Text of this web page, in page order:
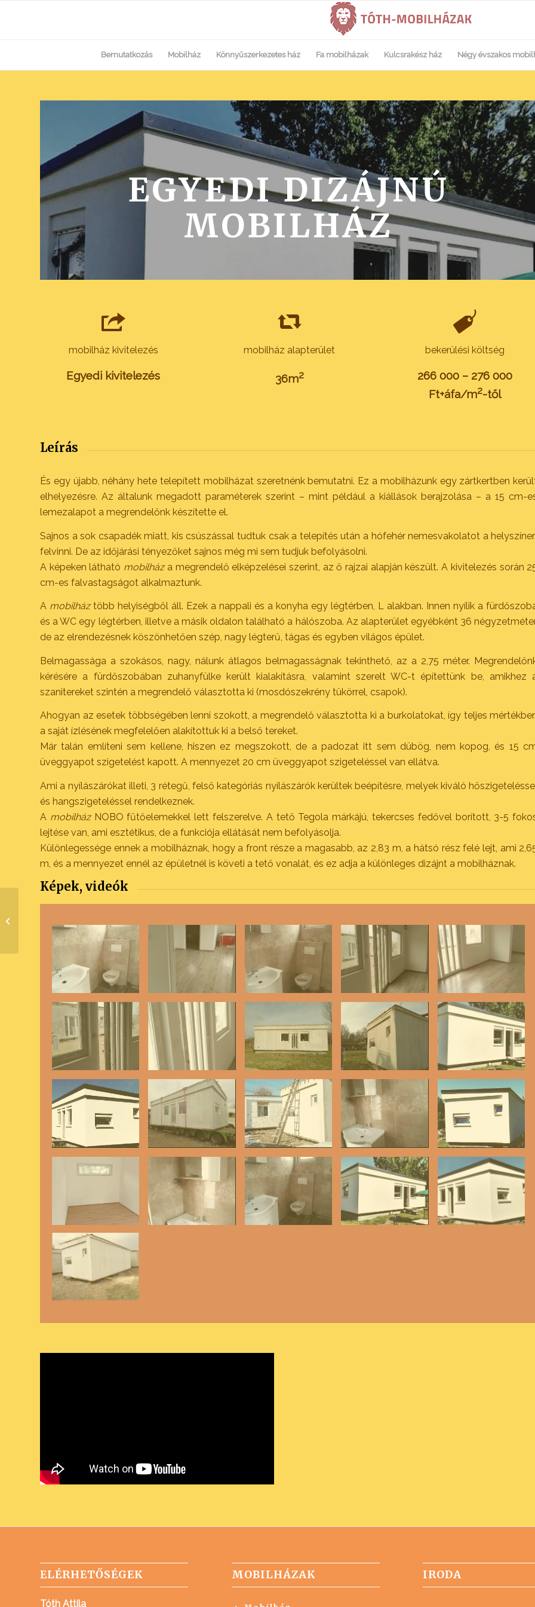
Bemutatkozás Mobilház Könnyűszerkezetes ház Fa mobilházak Kulcsrakész ház Négy évszakos
EGYEDI DIZÁJNÚ
MOBILHÁZ
mobilház kivitelezés
Egyedi kivitelezés
mobilház alapterület
36m2
bekerülési költség
266 000 – 276 000
Ft+áfa/m2-től
Leírás
És egy újabb, néhány hete telepített mobilházat szeretnénk bemutatni. Ez a mobilházunk egy zártkertben
elhelyezésre. Az általunk megadott paraméterek szerint – mint például a kiállások berajzolása – a 15 cm-
lemezalapot a megrendelőnk készítette el.
Sajnos a sok csapadék miatt, kis csúszással tudtuk csak a telepítés után a hófehér nemesvakolatot a
felvinni. De az időjárási tényezőket sajnos még mi sem tudjuk befolyásolni.
A képeken látható mobilháza megrendelő elképzelései szerint, az ő rajzai alapján készült. A kivitelezés során
cm-es falvastagságot alkalmaztunk.
A mobilháztöbb helyiségből áll. Ezek a nappali és a konyha egy légtérben, L alakban. Innen nyílik a
és a WC egy légtérben, illetve a másik oldalon található a hálószoba. Az alapterület egyébként 36
de az elrendezésnek köszönhetően szép, nagy légterű, tágas és egyben világos épület.
Belmagassága a szokásos, nagy, nálunk átlagos belmagasságnak tekinthető, az a 2,75 méter.
kérésére a fürdőszobában zuhanyfülke került kialakításra, valamint szerelt WC-t építettünk be, amikhez
szanitereket szintén a megrendelő választotta ki (mosdószekrény tükörrel, csapok).
Ahogyan az esetek többségében lenni szokott, a megrendelő választotta ki a burkolatokat, így teljes
a saját ízlésének megfelelően alakítottuk ki a belső tereket.
Már talán említeni sem kellene, hiszen ez megszokott, de a padozat itt sem dübög, nem kopog, és 15
üveggyapot szigetelést kapott. A mennyezet 20 cm üveggyapot szigeteléssel van ellátva.
Ami a nyílászárókat illeti, 3 rétegű, felső kategóriás nyílászárók kerültek beépítésre, melyek kiváló
és hangszigeteléssel rendelkeznek.
A mobilházNOBO fűtőelemekkel lett felszerelve. A tető Tegola márkájú, tekercses fedővel borított, 3-5
lejtése van, ami esztétikus, de a funkciója ellátását nem befolyásolja.
Különlegessége ennek a mobilháznak, hogy a front része a magasabb, az 2,83 m, a hátsó rész felé lejt, ami
m, és a mennyezet ennél az épületnél is követi a tető vonalát, és ez adja a különleges dizájnt a mobilháznak.
Képek, videók
ELÉRHETŐSÉGEK
Tóth Attila
MOBILHÁZAK IRODA
fürdővárosban